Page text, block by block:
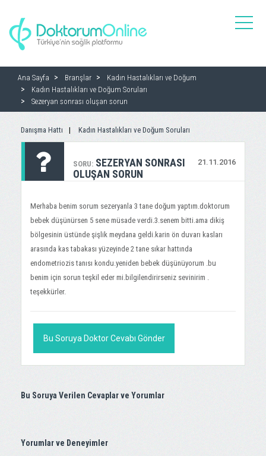
toggle
Ana Sayfa Branşlar
Kadın Hastalıkları ve Doğum
Kadın Hastalıkları ve Doğum Soruları
Sezeryan sonrası oluşan sorun
Danışma Hattı Kadın Hastalıkları ve Doğum Soruları
SORU: 21.11.2016
SEZERYAN SONRASI
OLUŞAN SORUN
Merhaba benim sorum sezeryanla 3 tane doğum yaptım.doktorum
bebek düşünürsen 5 sene müsade verdi.3.senem bitti.ama dikiş
bölgesinin üstünde şişlik meydana geldi.karin ön duvarı kasları
arasında kas tabakası yüzeyinde 2 tane sıkar hattında
endometriozis tanısı kondu.yeniden bebek düşünüyorum .bu
benim için sorun teşkil eder mi.bilgilendirirseniz sevinirim .
teşekkürler.
Bu Soruya Doktor Cevabı Gönder
Bu Soruya Verilen Cevaplar ve Yorumlar
Yorumlar ve Deneyimler